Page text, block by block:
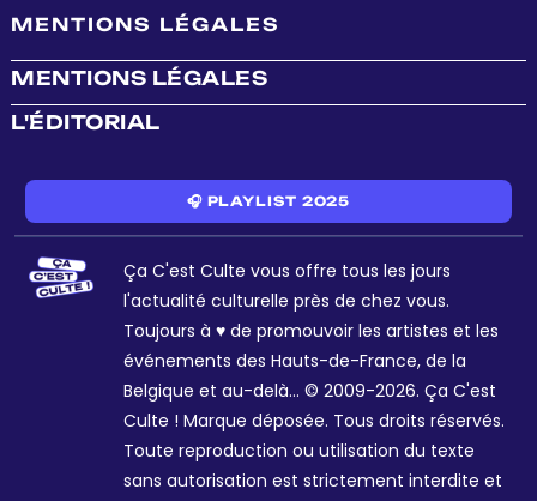
MENTIONS LÉGALES
MENTIONS LÉGALES
L'ÉDITORIAL
🎧 PLAYLIST 2025
Ça C'est Culte vous offre tous les jours
l'actualité culturelle près de chez vous.
Toujours à ♥ de promouvoir les artistes et les
événements des Hauts-de-France, de la
Belgique et au-delà... © 2009-2026. Ça C'est
Culte ! Marque déposée. Tous droits réservés.
Toute reproduction ou utilisation du texte
sans autorisation est strictement interdite et